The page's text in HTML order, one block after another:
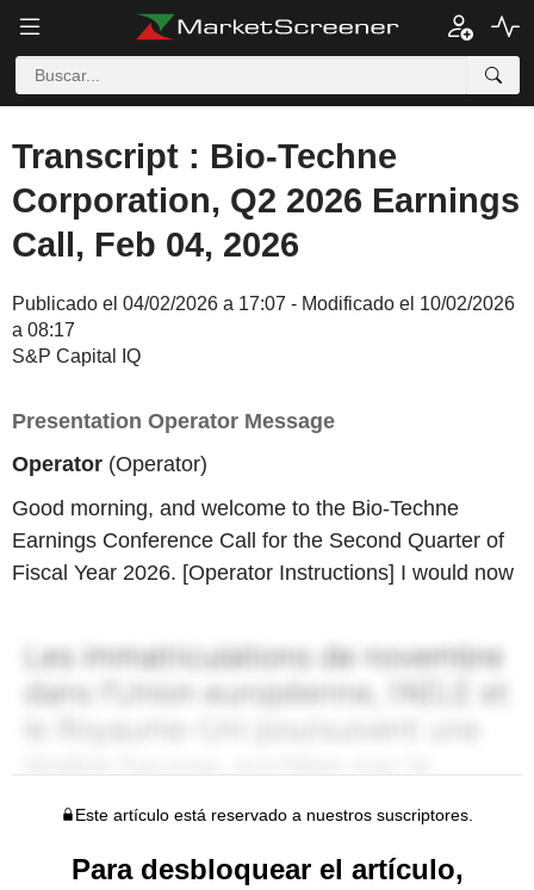
Transcript : Bio-Techne
Corporation, Q2 2026 Earnings
Call, Feb 04, 2026
Publicado el 04/02/2026 a 17:07 - Modificado el 10/02/2026
a 08:17
S&P Capital IQ
Presentation Operator Message
Operator (Operator)
Good morning, and welcome to the Bio-Techne
Earnings Conference Call for the Second Quarter of
Fiscal Year 2026. [Operator Instructions] I would now
Este artículo está reservado a nuestros suscriptores.
Para desbloquear el artículo,